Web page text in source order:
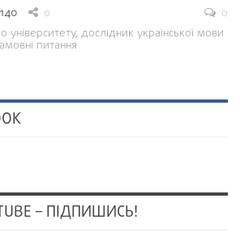
140 0
0
дослідник української мови
питання
– ПІДПИШИСЬ!